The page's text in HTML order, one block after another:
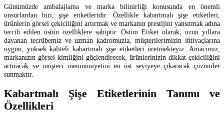
Günümüzde ambalajlama ve marka bilinirliği konusunda en önemli
unsurlardan biri, şişe etiketleridir. Özellikle kabartmalı şişe etiketleri,
ürünlerin görsel çekiciliğini artırmak ve markanın prestijini yansıtmak adına
tercih edilen üstün özelliklere sahiptir. Ostim Etiket olarak, uzun yıllara
dayanan tecrübemiz ve uzman kadromuzla, müşterilerimizin ihtiyaçlarına
uygun, yüksek kaliteli kabartmalı şişe etiketleri üretmekteyiz. Amacımız,
markanızın görsel kimliğini güçlendirecek, ürünlerinizin dikkat çekiciliğini
artıracak ve müşteri memnuniyetini en üst seviyeye çıkaracak çözümler
sunmaktır.
Kabartmalı Şişe Etiketlerinin Tanımı ve
Özellikleri